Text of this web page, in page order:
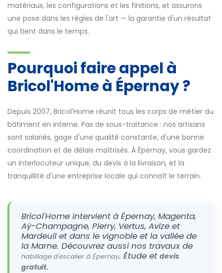
matériaux, les configurations et les finitions, et assurons
une pose dans les règles de l'art — la garantie d'un résultat
qui tient dans le temps.
Pourquoi faire appel à
Bricol'Home à Épernay ?
Depuis 2007, Bricol'Home réunit tous les corps de métier du
bâtiment en interne. Pas de sous-traitance : nos artisans
sont salariés, gage d'une qualité constante, d'une bonne
coordination et de délais maîtrisés. À Épernay, vous gardez
un interlocuteur unique, du devis à la livraison, et la
tranquillité d'une entreprise locale qui connaît le terrain.
Bricol'Home intervient à Épernay, Magenta,
Aÿ-Champagne, Pierry, Vertus, Avize et
Mardeuil et dans le vignoble et la vallée de
la Marne. Découvrez aussi nos travaux de
habillage d'escalier à Épernay. Étude et devis
gratuit.